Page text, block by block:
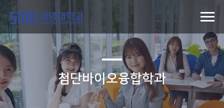
첨단바이오융합학과